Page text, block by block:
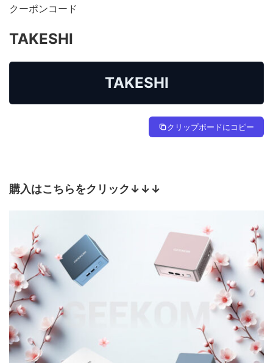
クーポンコード
TAKESHI
TAKESHI
クリップボードにコピー
購入はこちらをクリック↓↓↓